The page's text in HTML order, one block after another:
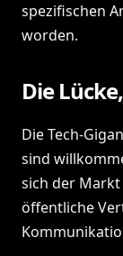
spezifischen
worden.
Die
Die Tech-
sind
sich der
öffentliche